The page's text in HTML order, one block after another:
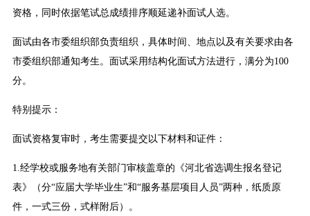
资格，同时依据笔试总成绩排序顺延递补面试人选。
面试由各市委组织部负责组织，具体时间、地点以及有关要求由各
市委组织部通知考生。面试采用结构化面试方法进行，满分为100
分。
特别提示：
面试资格复审时，考生需要提交以下材料和证件：
1.经学校或服务地有关部门审核盖章的《河北省选调生报名登记
表》（分“应届大学毕业生”和“服务基层项目人员”两种，纸质原
件，一式三份，式样附后）。